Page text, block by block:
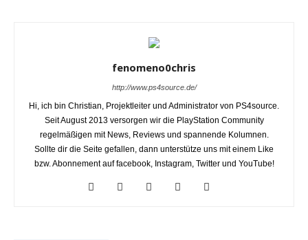
fenomeno0chris
http://www.ps4source.de/
Hi, ich bin Christian, Projektleiter und Administrator von PS4source.
Seit August 2013 versorgen wir die PlayStation Community
regelmäßigen mit News, Reviews und spannende Kolumnen.
Sollte dir die Seite gefallen, dann unterstütze uns mit einem Like
bzw. Abonnement auf facebook, Instagram, Twitter und YouTube!